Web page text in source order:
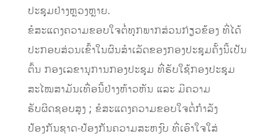
ປະຊຸມຢ່າງຫຼວງຫຼາຍ.
ຂໍສະແດງຄວາມຂອບໃຈຕໍ່ທຸກພາກສ່ວນກ່ຽວຂ້ອງ ທີ່ໄດ້
ປະກອບສ່ວນເຂົ້າໃນຜົນສໍາເລັດຂອງກອງປະຊຸມຄັ້ງນີ້ເປັນ
ຕົ້ນ ກອງເລຂານຸການກອງປະຊຸມ ທີ່ຮັບໃຊ້ກອງປະຊຸມ
ສະໄໝສາມັນເທື່ອນີ້ຢ່າງຫ້າວຫັນ ແລະ ມີຄວາມ
ຮັບຜິດຊອບສູງ ; ຂໍສະແດງຄວາມຂອບໃຈຕໍ່ກໍາລັງ
ປ້ອງກັນຊາດ-ປ້ອງກັນຄວາມສະຫງົບ ທີ່ເອົາໃຈໃສ່